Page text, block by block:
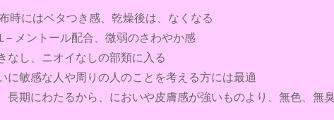
時にはベタつき感、乾燥後は、なくなる
－メントール配合、微弱のさわやか感
なし、ニオイなしの部類に入る
に敏感な人や周りの人のことを考える方には最適
長期にわたるから、においや皮膚感が強いものより、無色、無